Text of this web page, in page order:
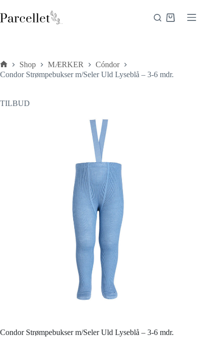
til
indhold
Indkøbskurv
Forside
Shop MÆRKER
Cóndor
Condor Strømpebukser m/Seler Uld Lyseblå – 3-6 mdr.
TILBUD
Condor Strømpebukser m/Seler Uld Lyseblå – 3-6 mdr.